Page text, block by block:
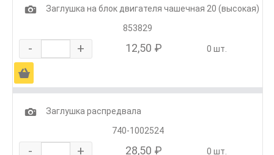
1
Заглушка на блок двигателя чашечная 20 (высокая)
853829
- + 12,50 ₽ 0 шт.
Ä
1
Заглушка распредвала
740-1002524
- + 28,50 ₽ 0 шт.